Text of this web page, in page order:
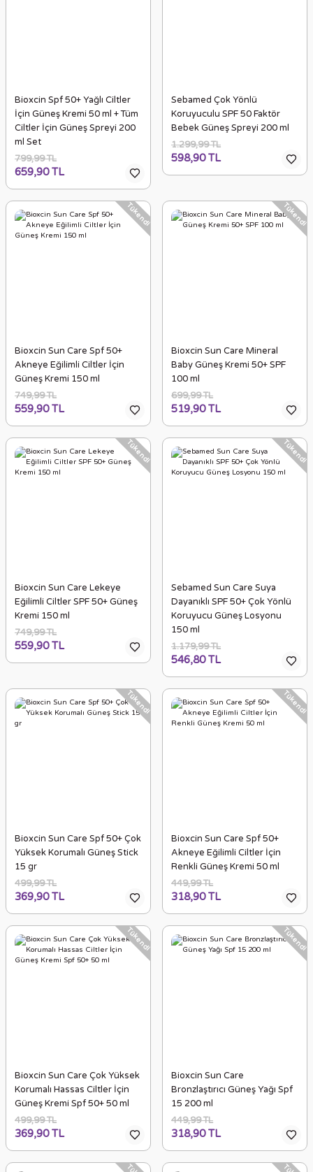
Bioxcin Spf 50+ Yağlı Ciltler
İçin Güneş Kremi 50 ml + Tüm
Ciltler İçin Güneş Spreyi 200
ml Set
799,99 TL
659,90 TL
Sebamed Çok Yönlü
Koruyuculu SPF 50 Faktör
Bebek Güneş Spreyi 200 ml
1.299,99 TL
598,90 TL
Tükendi
Bioxcin Sun Care Spf 50+
Akneye Eğilimli Ciltler İçin
Güneş Kremi 150 ml
749,99 TL
559,90 TL
Tükendi
Bioxcin Sun Care Mineral
Baby Güneş Kremi 50+ SPF
100 ml
699,99 TL
519,90 TL
Tükendi
Bioxcin Sun Care Lekeye
Eğilimli Ciltler SPF 50+ Güneş
Kremi 150 ml
749,99 TL
559,90 TL
Tükendi
Sebamed Sun Care Suya
Dayanıklı SPF 50+ Çok Yönlü
Koruyucu Güneş Losyonu
150 ml
1.179,99 TL
546,80 TL
Tükendi
Bioxcin Sun Care Spf 50+ Çok
Yüksek Korumalı Güneş Stick
15 gr
499,99 TL
369,90 TL
Tükendi
Bioxcin Sun Care Spf 50+
Akneye Eğilimli Ciltler İçin
Renkli Güneş Kremi 50 ml
449,99 TL
318,90 TL
Tükendi
Bioxcin Sun Care Çok Yüksek
Korumalı Hassas Ciltler İçin
Güneş Kremi Spf 50+ 50 ml
499,99 TL
369,90 TL
Tükendi
Bioxcin Sun Care
Bronzlaştırıcı Güneş Yağı Spf
15 200 ml
449,99 TL
318,90 TL